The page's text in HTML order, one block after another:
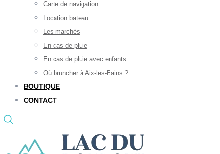
Carte de navigation
Location bateau
Les marchés
En cas de pluie
En cas de pluie avec enfants
Où bruncher à Aix-les-Bains ?
BOUTIQUE
CONTACT